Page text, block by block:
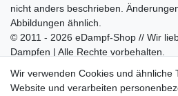
nicht anders beschrieben.
Abbildungen ähnlich.
© 2011 - 2026 eDampf-Shop // Wir
Dampfen | Alle Rechte vorbehalten.
Wir verwenden Cookies und ähnliche
Website und verarbeiten